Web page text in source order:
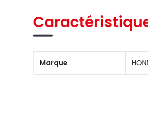
Marque